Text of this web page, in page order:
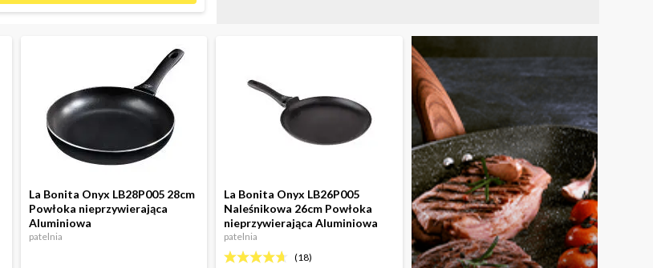
La Bonita Onyx LB28P005 28cm
Powłoka nieprzywierająca
Aluminiowa
patelnia
La Bonita Onyx LB26P005
Naleśnikowa 26cm Powłoka
nieprzywierająca Aluminiowa
patelnia
(18)